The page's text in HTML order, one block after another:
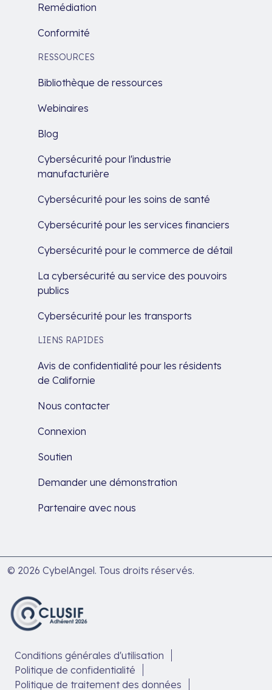
Remédiation
Conformité
RESSOURCES
Bibliothèque de ressources
Webinaires
Blog
Cybersécurité pour l'industrie
manufacturière
Cybersécurité pour les soins de santé
Cybersécurité pour les services financiers
Cybersécurité pour le commerce de détail
La cybersécurité au service des pouvoirs
publics
Cybersécurité pour les transports
LIENS RAPIDES
Avis de confidentialité pour les résidents
de Californie
Nous contacter
Connexion
Soutien
Demander une démonstration
Partenaire avec nous
© 2026 CybelAngel. Tous droits réservés.
Conditions générales d'utilisation
Politique de confidentialité
Politique de traitement des données